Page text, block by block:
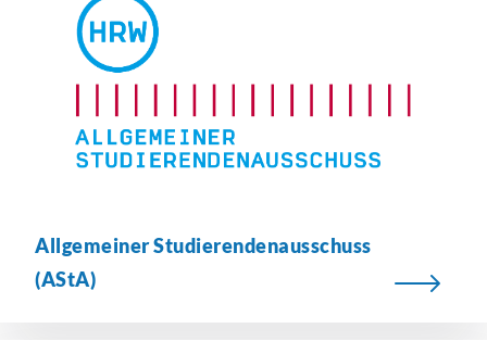
AllgemeinerStudierendenausschuss
(AStA)